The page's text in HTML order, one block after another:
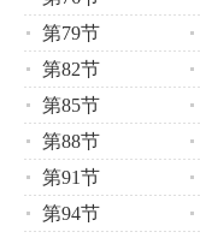
第79节
第82节
第85节
第88节
第91节
第94节